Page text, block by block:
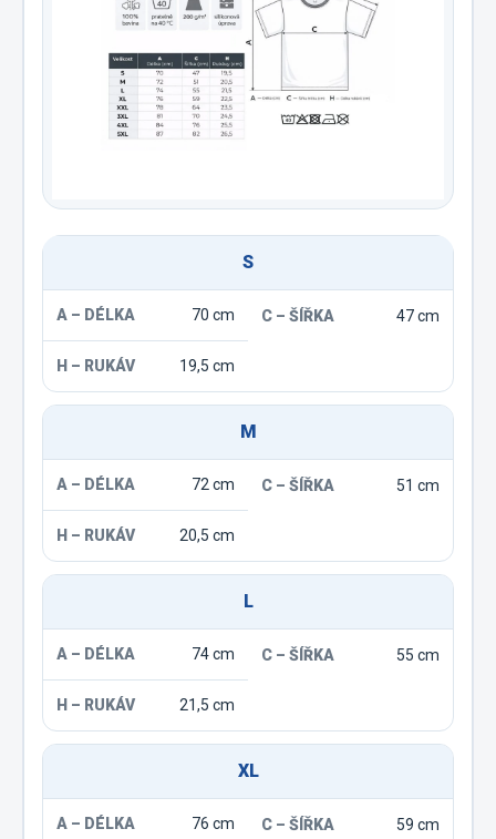
S
70 cm 47 cm
19,5 cm
M
72 cm 51 cm
20,5 cm
L
74 cm 55 cm
21,5 cm
XL
76 cm 59 cm